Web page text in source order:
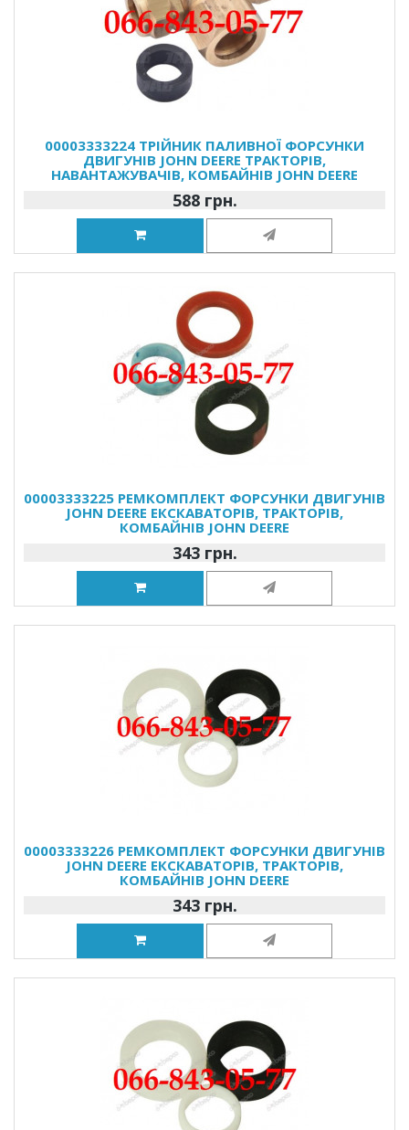
00003333224 ТРІЙНИК ПАЛИВНОЇ ФОРСУНКИ
ДВИГУНІВ JOHN DEERE ТРАКТОРІВ,
НАВАНТАЖУВАЧІВ, КОМБАЙНІВ JOHN DEERE
588 грн.
00003333225 РЕМКОМПЛЕКТ ФОРСУНКИ ДВИГУНІВ
JOHN DEERE ЕКСКАВАТОРІВ, ТРАКТОРІВ,
КОМБАЙНІВ JOHN DEERE
343 грн.
00003333226 РЕМКОМПЛЕКТ ФОРСУНКИ ДВИГУНІВ
JOHN DEERE ЕКСКАВАТОРІВ, ТРАКТОРІВ,
КОМБАЙНІВ JOHN DEERE
343 грн.